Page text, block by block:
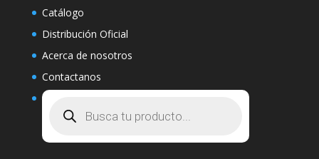
Catálogo
Distribución Oficial
Acerca de nosotros
Contactanos